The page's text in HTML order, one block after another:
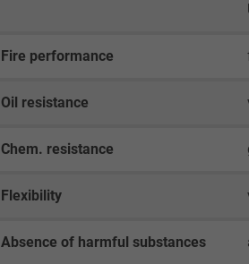
Fire performance
Oil resistance
Chem. resistance
Flexibility
Absence of harmful substances